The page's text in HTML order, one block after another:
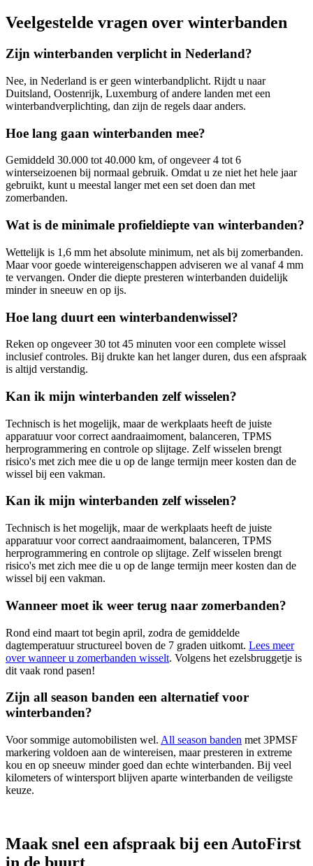
Veelgestelde vragen over winterbanden
Zijn winterbanden verplicht in Nederland?
Nee, in Nederland is er geen winterbandplicht. Rijdt u naar
Duitsland, Oostenrijk, Luxemburg of andere landen met een
winterbandverplichting, dan zijn de regels daar anders.
Hoe lang gaan winterbanden mee?
Gemiddeld 30.000 tot 40.000 km, of ongeveer 4 tot 6
winterseizoenen bij normaal gebruik. Omdat u ze niet het hele jaar
gebruikt, kunt u meestal langer met een set doen dan met
zomerbanden.
Wat is de minimale profieldiepte van winterbanden?
Wettelijk is 1,6 mm het absolute minimum, net als bij zomerbanden.
Maar voor goede wintereigenschappen adviseren we al vanaf 4 mm
te vervangen. Onder die diepte presteren winterbanden duidelijk
minder in sneeuw en op ijs.
Hoe lang duurt een winterbandenwissel?
Reken op ongeveer 30 tot 45 minuten voor een complete wissel
inclusief controles. Bij drukte kan het langer duren, dus een afspraak
is altijd verstandig.
Kan ik mijn winterbanden zelf wisselen?
Technisch is het mogelijk, maar de werkplaats heeft de juiste
apparatuur voor correct aandraaimoment, balanceren, TPMS
herprogrammering en controle op slijtage. Zelf wisselen brengt
risico's met zich mee die u op de lange termijn meer kosten dan de
wissel bij een vakman.
Kan ik mijn winterbanden zelf wisselen?
Technisch is het mogelijk, maar de werkplaats heeft de juiste
apparatuur voor correct aandraaimoment, balanceren, TPMS
herprogrammering en controle op slijtage. Zelf wisselen brengt
risico's met zich mee die u op de lange termijn meer kosten dan de
wissel bij een vakman.
Wanneer moet ik weer terug naar zomerbanden?
Rond eind maart tot begin april, zodra de gemiddelde
dagtemperatuur structureel boven de 7 graden uitkomt. Lees meer
over wanneer u zomerbanden wisselt. Volgens het ezelsbruggetje is
dit vaak rond pasen!
Zijn all season banden een alternatief voor
winterbanden?
Voor sommige automobilisten wel. All season banden met 3PMSF
markering voldoen aan de wintereisen, maar presteren in extreme
kou en op sneeuw minder goed dan echte winterbanden. Bij veel
kilometers of wintersport blijven aparte winterbanden de veiligste
keuze.
Maak snel een afspraak bij een AutoFirst